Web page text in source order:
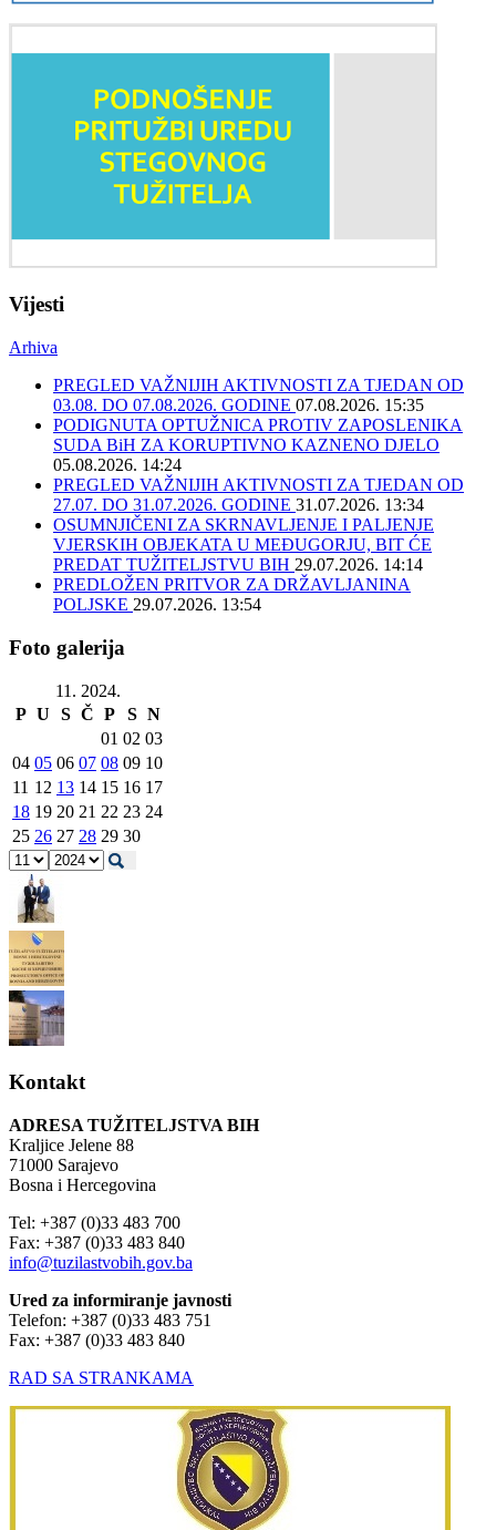
Vijesti
Arhiva
PREGLED VAŽNIJIH AKTIVNOSTI ZA TJEDAN OD
03.08. DO 07.08.2026. GODINE 07.08.2026. 15:35
PODIGNUTA OPTUŽNICA PROTIV ZAPOSLENIKA
SUDA BiH ZA KORUPTIVNO KAZNENO DJELO
05.08.2026. 14:24
PREGLED VAŽNIJIH AKTIVNOSTI ZA TJEDAN OD
27.07. DO 31.07.2026. GODINE 31.07.2026. 13:34
OSUMNJIČENI ZA SKRNAVLJENJE I PALJENJE
VJERSKIH OBJEKATA U MEĐUGORJU, BIT ĆE
PREDAT TUŽITELJSTVU BIH 29.07.2026. 14:14
PREDLOŽEN PRITVOR ZA DRŽAVLJANINA
POLJSKE 29.07.2026. 13:54
Foto galerija
11. 2024.
P U S Č P S N
01 02 03
04 05 06 07 08 09 10
11 12 13 14 15 16 17
18 19 20 21 22 23 24
25 26 27 28 29 30
Kontakt
ADRESA TUŽITELJSTVA BIH
Kraljice Jelene 88
71000 Sarajevo
Bosna i Hercegovina
Tel: +387 (0)33 483 700
Fax: +387 (0)33 483 840
info@tuzilastvobih.gov.ba
Ured za informiranje javnosti
Telefon: +387 (0)33 483 751
Fax: +387 (0)33 483 840
RAD SA STRANKAMA